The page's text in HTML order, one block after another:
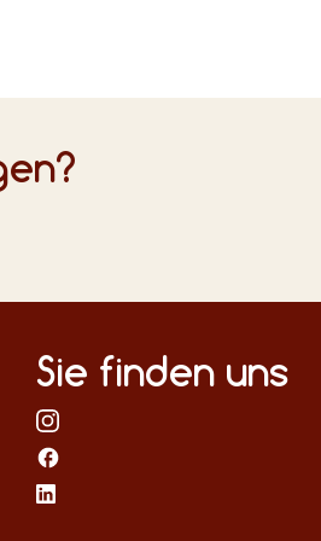
Sie finden uns